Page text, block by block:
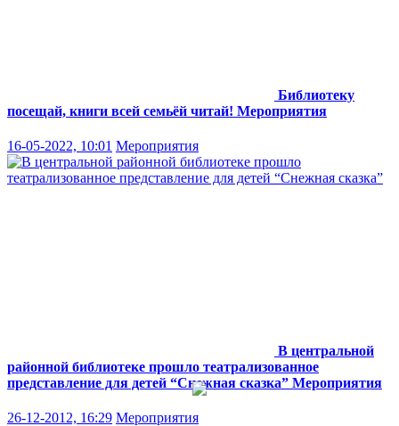
Библиотеку
посещай, книги всей семьёй читай! Мероприятия
16-05-2022, 10:01 Мероприятия
В центральной
районной библиотеке прошло театрализованное
представление для детей “Снежная сказка” Мероприятия
26-12-2012, 16:29 Мероприятия